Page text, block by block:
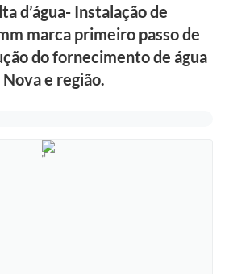
d’água- Instalação de
marca primeiro passo de
do fornecimento de água
e região.